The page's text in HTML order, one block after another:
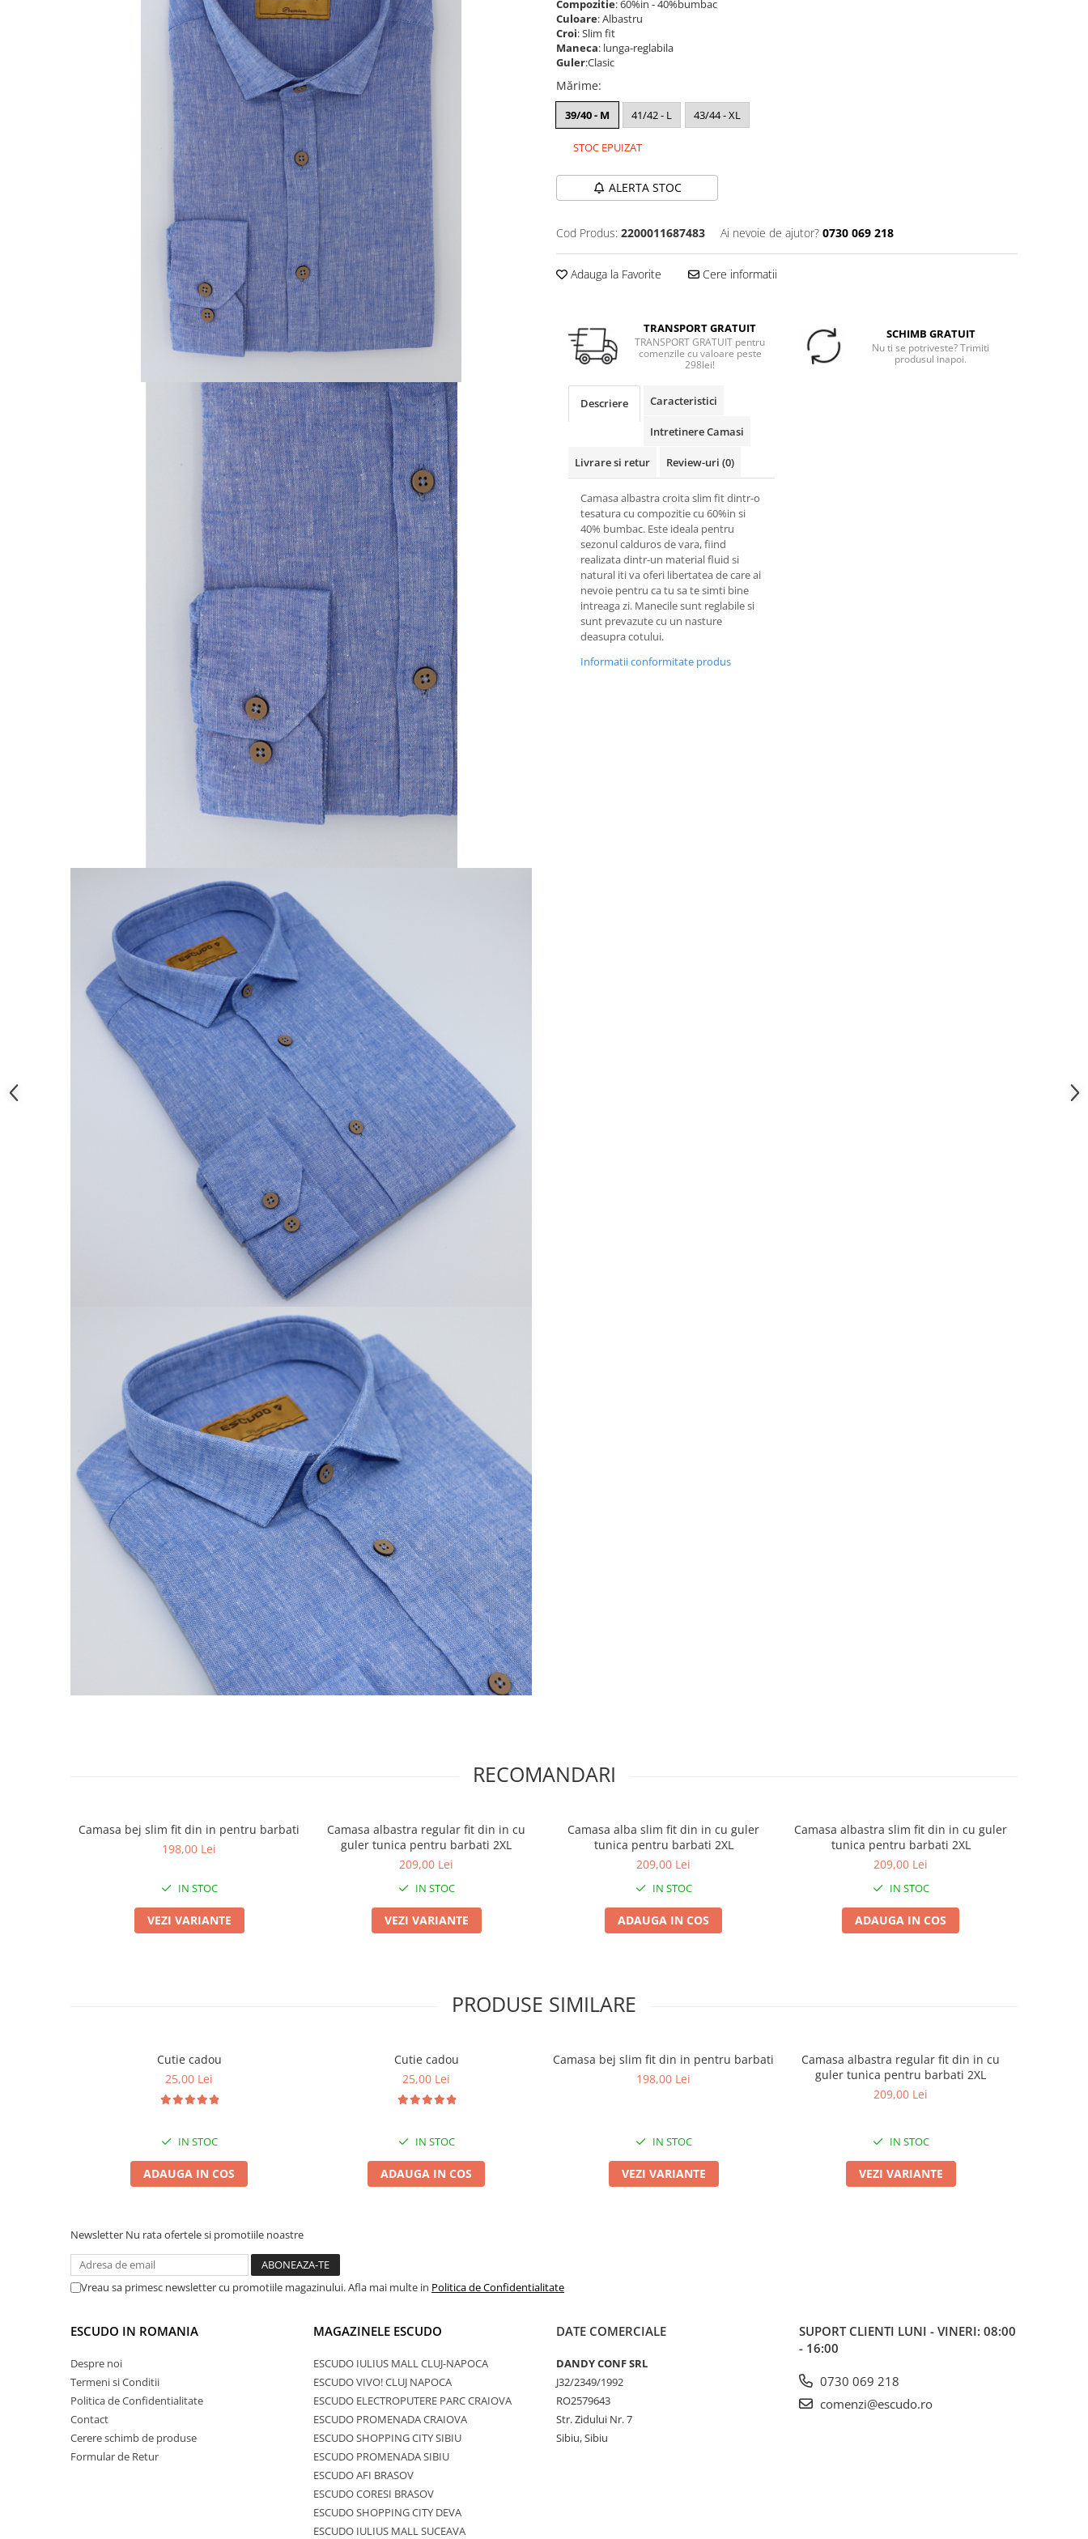
Compozitie: 60%in - 40%bumbac
Culoare: Albastru
Croi: Slim fit
Maneca: lunga-reglabila
Guler:Clasic
Mărime:
39/40 - M 41/42 - L 43/44 - XL
STOC EPUIZAT
ALERTA STOC
Cod Produs: 2200011687483 Ai nevoie de ajutor? 0730 069 218
Adauga la Favorite Cere informatii
TRANSPORT GRATUIT
TRANSPORT GRATUIT pentru
comenzile cu valoare peste
298lei!
SCHIMB GRATUIT
Nu ti se potriveste? Trimiti
produsul inapoi.
Descriere Caracteristici
Intretinere Camasi
Livrare si retur Review-uri (0)
Camasa albastra croita slim fit dintr-o
tesatura cu compozitie cu 60%in si
40% bumbac. Este ideala pentru
sezonul calduros de vara, fiind
realizata dintr-un material fluid si
natural iti va oferi libertatea de care ai
nevoie pentru ca tu sa te simti bine
intreaga zi. Manecile sunt reglabile si
sunt prevazute cu un nasture
deasupra cotului.
Informatii conformitate produs
RECOMANDARI
Camasa bej slim fit din in pentru barbati
198,00 Lei
IN STOC
VEZI VARIANTE
Camasa albastra regular fit din in cu
guler tunica pentru barbati 2XL
209,00 Lei
IN STOC
VEZI VARIANTE
Camasa alba slim fit din in cu guler
tunica pentru barbati 2XL
209,00 Lei
IN STOC
ADAUGA IN COS
Camasa albastra slim fit din in cu guler
tunica pentru barbati 2XL
209,00 Lei
IN STOC
ADAUGA IN COS
PRODUSE SIMILARE
Cutie cadou
25,00 Lei
IN STOC
ADAUGA IN COS
Cutie cadou
25,00 Lei
IN STOC
ADAUGA IN COS
Camasa bej slim fit din in pentru barbati
198,00 Lei
IN STOC
VEZI VARIANTE
Camasa albastra regular fit din in cu
guler tunica pentru barbati 2XL
209,00 Lei
IN STOC
VEZI VARIANTE
Newsletter Nu rata ofertele si promotiile noastre
Vreau sa primesc newsletter cu promotiile magazinului. Afla mai multe in Politica de Confidentialitate
ESCUDO IN ROMANIA
Despre noi
Termeni si Conditii
Politica de Confidentialitate
Contact
Cerere schimb de produse
Formular de Retur
MAGAZINELE ESCUDO
ESCUDO IULIUS MALL CLUJ-NAPOCA
ESCUDO VIVO! CLUJ NAPOCA
ESCUDO ELECTROPUTERE PARC CRAIOVA
ESCUDO PROMENADA CRAIOVA
ESCUDO SHOPPING CITY SIBIU
ESCUDO PROMENADA SIBIU
ESCUDO AFI BRASOV
ESCUDO CORESI BRASOV
ESCUDO SHOPPING CITY DEVA
ESCUDO IULIUS MALL SUCEAVA
DATE COMERCIALE
DANDY CONF SRL
J32/2349/1992
RO2579643
Str. Zidului Nr. 7
Sibiu, Sibiu
SUPORT CLIENTI LUNI - VINERI: 08:00
- 16:00
0730 069 218
comenzi@escudo.ro